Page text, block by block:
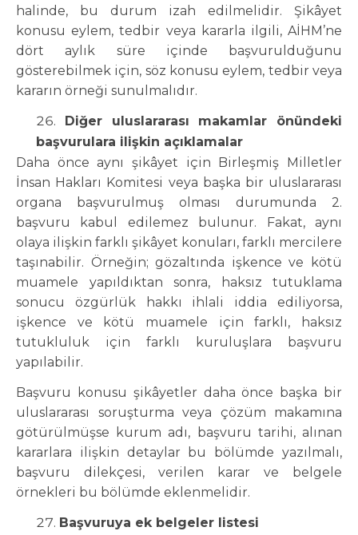
halinde, bu durum izah edilmelidir. Şikâyet
konusu eylem, tedbir veya kararla ilgili, AİHM’ne
dört aylık süre içinde başvurulduğunu
gösterebilmek için, söz konusu eylem, tedbir veya
kararın örneği sunulmalıdır.
Diğer uluslararası makamlar önündeki
başvurulara ilişkin açıklamalar
Daha önce aynı şikâyet için Birleşmiş Milletler
İnsan Hakları Komitesi veya başka bir uluslararası
organa başvurulmuş olması durumunda 2.
başvuru kabul edilemez bulunur. Fakat, aynı
olaya ilişkin farklı şikâyet konuları, farklı mercilere
taşınabilir. Örneğin; gözaltında işkence ve kötü
muamele yapıldıktan sonra, haksız tutuklama
sonucu özgürlük hakkı ihlali iddia ediliyorsa,
işkence ve kötü muamele için farklı, haksız
tutukluluk için farklı kuruluşlara başvuru
yapılabilir.
Başvuru konusu şikâyetler daha önce başka bir
uluslararası soruşturma veya çözüm makamına
götürülmüşse kurum adı, başvuru tarihi, alınan
kararlara ilişkin detaylar bu bölümde yazılmalı,
başvuru dilekçesi, verilen karar ve belgele
örnekleri bu bölümde eklenmelidir.
Başvuruya ek belgeler listesi